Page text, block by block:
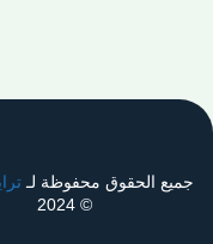
جميع الحقوق محفوظة لـ
© 2024